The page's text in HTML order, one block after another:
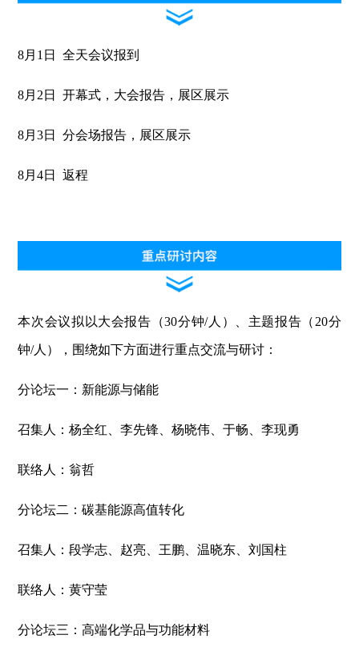
8月1日 全天会议报到
8月2日 开幕式，大会报告，展区展示
8月3日 分会场报告，展区展示
8月4日 返程
本次会议拟以大会报告（30分钟/人）、主题报告（20分
钟/人），围绕如下方面进行重点交流与研讨：
分论坛一：新能源与储能
召集人：杨全红、李先锋、杨晓伟、于畅、李现勇
联络人：翁哲
分论坛二：碳基能源高值转化
召集人：段学志、赵亮、王鹏、温晓东、刘国柱
联络人：黄守莹
分论坛三：高端化学品与功能材料